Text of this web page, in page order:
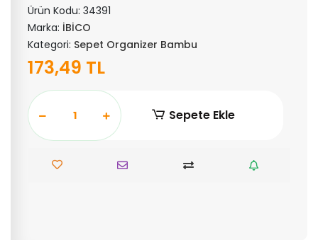
Ürün Kodu: 34391
Marka: İBİCO
Kategori: Sepet Organizer Bambu
173,49 TL
Sepete Ekle